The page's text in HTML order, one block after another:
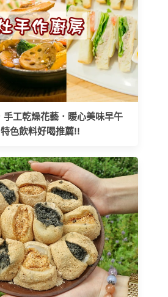
手工乾燥花藝．暖心美味早午
色飲料好喝推薦!!